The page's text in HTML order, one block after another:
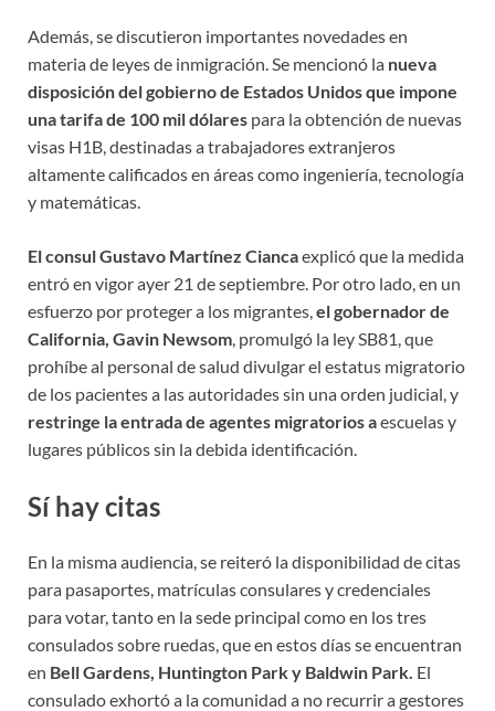
Además, se discutieron importantes novedades en
materia de leyes de inmigración. Se mencionó la nueva
disposición del gobierno de Estados Unidos que impone
una tarifa de 100 mil dólares para la obtención de nuevas
visas H1B, destinadas a trabajadores extranjeros
altamente calificados en áreas como ingeniería, tecnología
y matemáticas.
El consul Gustavo Martínez Ciancaexplicó que la medida
entró en vigor ayer 21 de septiembre. Por otro lado, en un
esfuerzo por proteger a los migrantes,el gobernador de
California, Gavin Newsom, promulgó la ley SB81, que
prohíbe al personal de salud divulgar el estatus migratorio
de los pacientes a las autoridades sin una orden judicial, y
restringe la entrada de agentes migratorios aescuelas y
lugares públicos sin la debida identificación.
Sí hay citas
En la misma audiencia, se reiteró la disponibilidad de citas
para pasaportes, matrículas consulares y credenciales
para votar, tanto en la sede principal como en los tres
consulados sobre ruedas, que en estos días se encuentran
en Bell Gardens, Huntington Park y Baldwin Park. El
consulado exhortó a la comunidad a no recurrir a gestores